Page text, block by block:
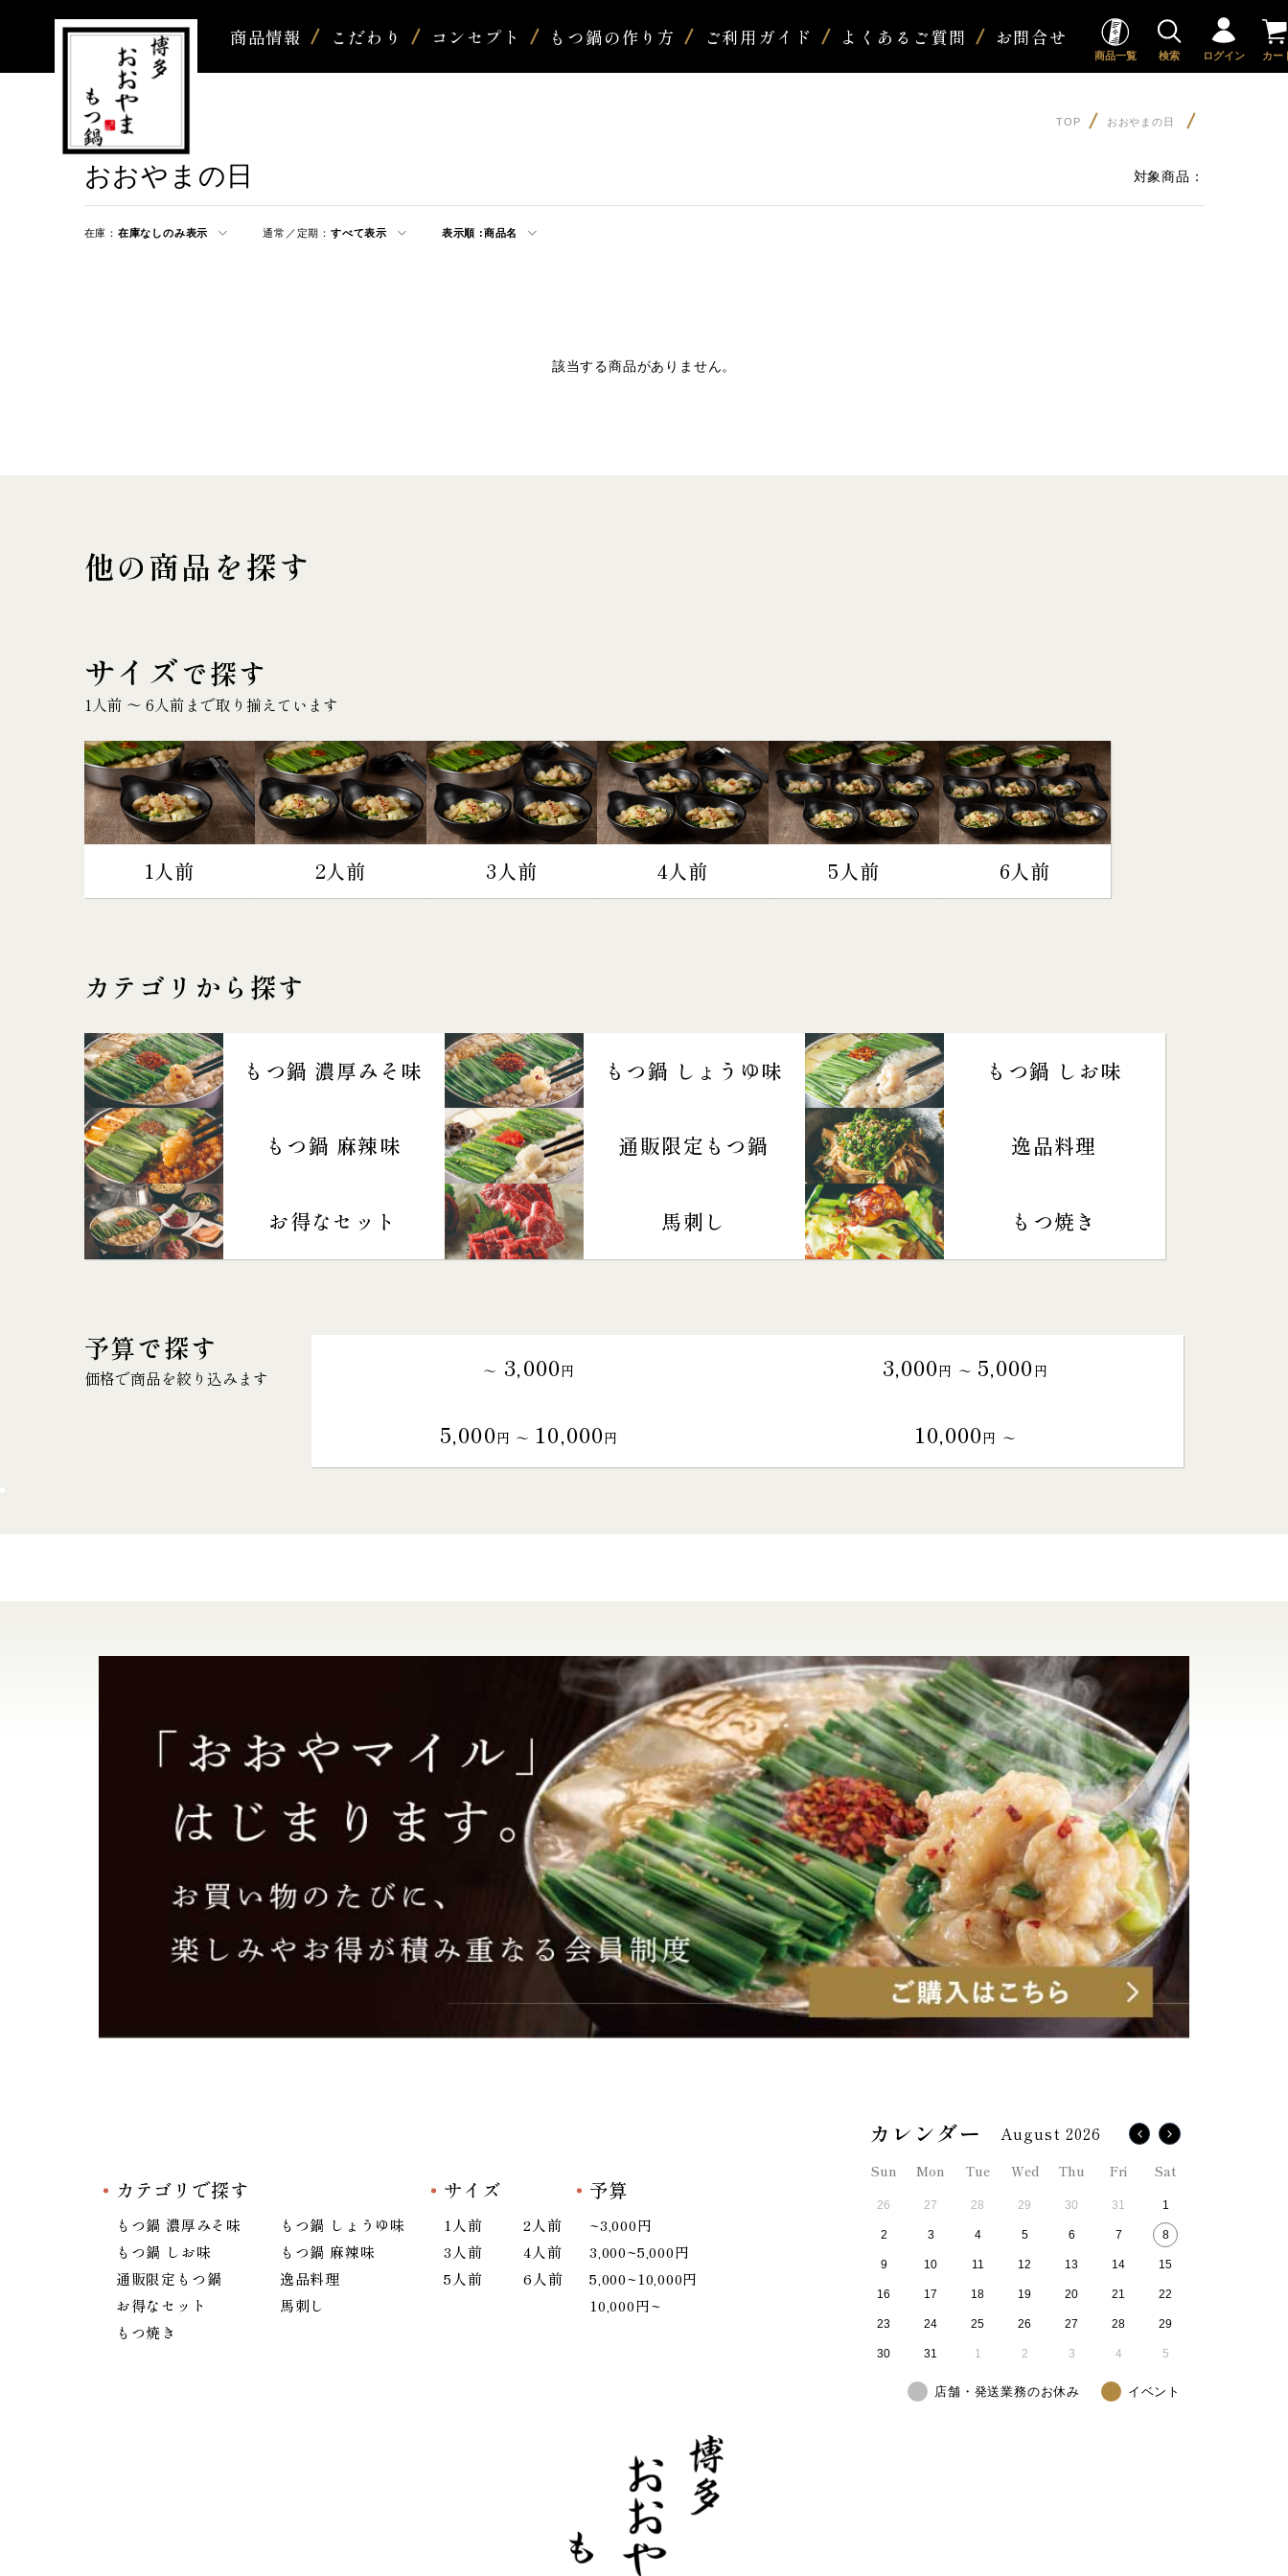
商品情報 こだわり コンセプト もつ鍋の作り方 ご利用ガイド よくあるご質問 お問合せ
商品一覧 検索 ログイン カー
TOP おおやまの日
おおやまの日 対象商品：
在庫： 在庫なしのみ表示 通常／定期： すべて表示 表示順 :商品名
該当する商品がありません。
他の商品を探す
サイズで探す
1人前 〜 6人前まで取り揃えています
1人前 2人前 3人前 4人前 5人前 6人前
カテゴリから探す
もつ鍋 濃厚みそ味 もつ鍋 しょうゆ味 もつ鍋 しお味
もつ鍋 麻辣味 通販限定もつ鍋 逸品料理
お得なセット 馬刺し もつ焼き
予算で探す
価格で商品を絞り込みます ～ 3,000円 3,000円 〜 5,000円
5,000円 〜 10,000円 10,000円 〜
カテゴリで探す
もつ鍋 濃厚みそ味
もつ鍋 しょうゆ味
もつ鍋 しお味
もつ鍋 麻辣味
通販限定もつ鍋
逸品料理
お得なセット
馬刺し
もつ焼き
サイズ
1人前
2人前
3人前
4人前
5人前
6人前
予算
~3,000円
3,000~5,000円
5,000~10,000円
10,000円~
August 2026
Sun Mon Tue Wed Thu Fri Sat
26 27 28 29 30 31 1
2 3 4 5 6 7 8
9 10 11 12 13 14 15
16 17 18 19 20 21 22
23 24 25 26 27 28 29
30 31 1 2 3 4 5
店舗・発送業務のお休み イベント